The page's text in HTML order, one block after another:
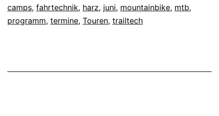
camps, fahrtechnik, harz, juni, mountainbike, mtb,
programm, termine, Touren, trailtech